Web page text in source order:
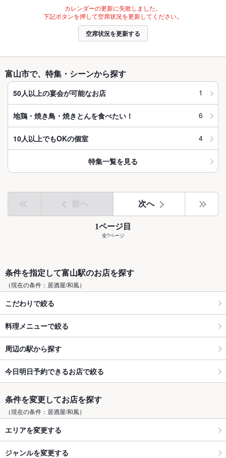
カレンダーの更新に失敗しました。
下記ボタンを押して空席状況を更新してください。
空席状況を更新する
富山市で、特集・シーンから探す
50人以上の宴会が可能なお店 1
地鶏・焼き鳥・焼きとんを食べたい！ 6
10人以上でもOKの個室 4
特集一覧を見る
前へ 次へ
1ページ目
全7ページ
条件を指定して富山駅のお店を探す
（現在の条件：居酒屋/和風）
こだわりで絞る
料理メニューで絞る
周辺の駅から探す
今日明日予約できるお店で絞る
条件を変更してお店を探す
（現在の条件：居酒屋/和風）
エリアを変更する
ジャンルを変更する